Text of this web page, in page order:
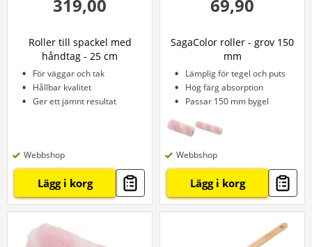
319,00
Roller till spackel med
håndtag - 25 cm
För väggar och tak
Hållbar kvalitet
Ger ett jämnt resultat
Webbshop
Lägg i korg
69,90
SagaColor roller - grov 150
mm
Lämplig för tegel och puts
Hög färg absorption
Passar 150 mm bygel
Webbshop
Lägg i korg